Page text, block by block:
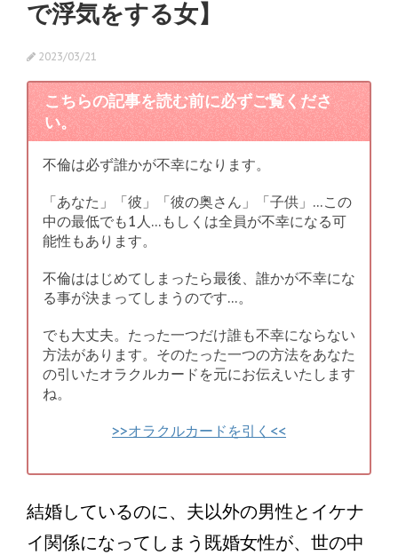
で浮気をする女】
2023/03/21
こちらの記事を読む前に必ずご覧くださ
い。
不倫は必ず誰かが不幸になります。
「あなた」「彼」「彼の奥さん」「子供」…この
中の最低でも1人…もしくは全員が不幸になる可
能性もあります。
不倫ははじめてしまったら最後、誰かが不幸にな
る事が決まってしまうのです…。
でも大丈夫。たった一つだけ誰も不幸にならない
方法があります。そのたった一つの方法をあなた
の引いたオラクルカードを元にお伝えいたします
ね。
>>オラクルカードを引く<<
結婚しているのに、夫以外の男性とイケナ
イ関係になってしまう既婚女性が、世の中